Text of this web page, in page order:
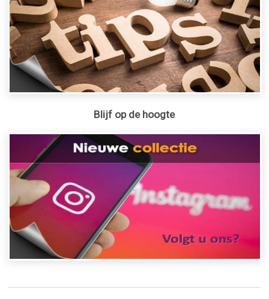
Blijf op de hoogte